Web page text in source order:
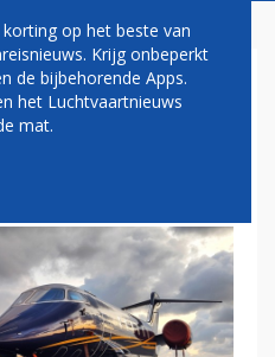
IN
op het beste van
Krijg onbeperkt
de bijbehorende Apps.
het Luchtvaartnieuws
mat.